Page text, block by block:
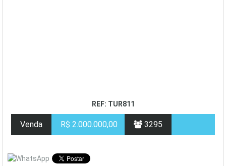
REF: TUR811
Venda R$ 2.000.000,00 3295